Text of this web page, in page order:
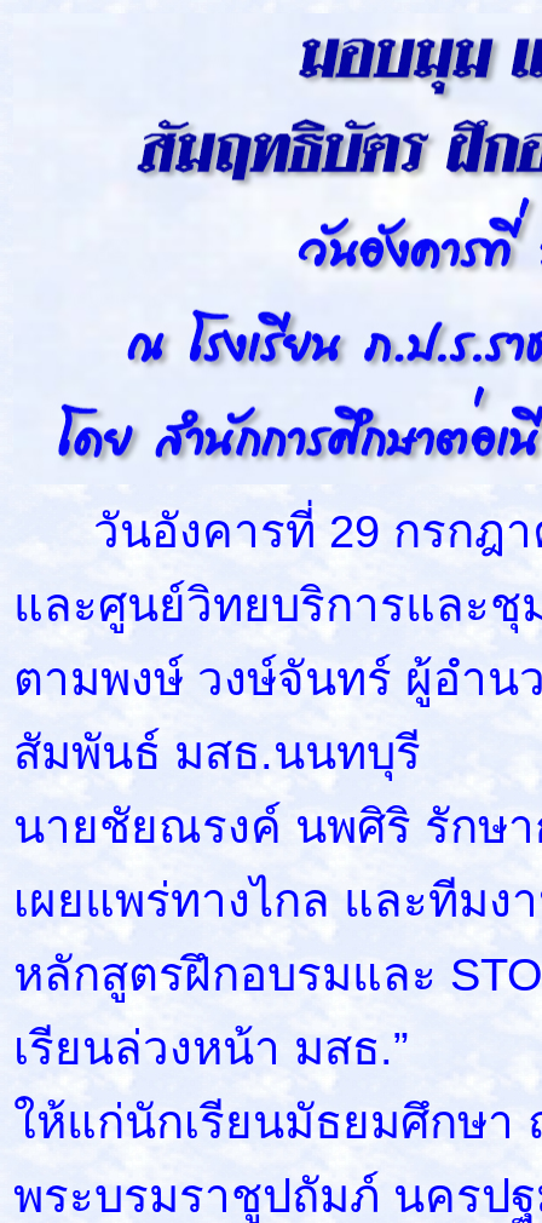
วันอังคารที่ 29 กรกฎา
และศูนย์วิทยบริการและ
ตามพงษ์ วงษ์จันทร์ ผู้อำ
สัมพันธ์ มสธ.นนทบุรี
นายชัยณรงค์ นพศิริ รักษ
เผยแพร่ทางไกล และทีม
หลักสูตรฝึกอบรมและ
เรียนล่วงหน้า มสธ.”
ให้แก่นักเรียนมัธยมศึกษา
พระบรมราชูปถัมภ์ นครป